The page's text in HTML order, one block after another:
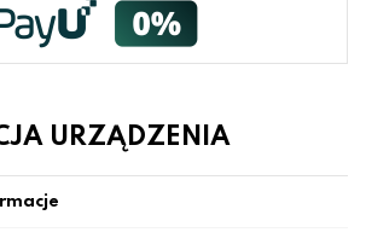
URZĄDZENIA